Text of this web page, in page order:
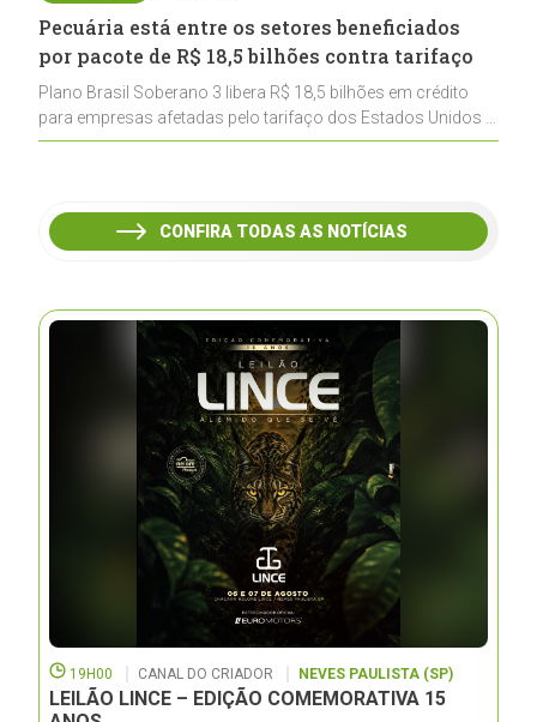
Pecuária está entre os setores beneficiados
por pacote de R$ 18,5 bilhões contra tarifaço
Plano Brasil Soberano 3 libera R$ 18,5 bilhões em crédito
para empresas afetadas pelo tarifaço dos Estados Unidos e
inclui a pecuária entre os setores estratégicos
CONFIRA TODAS AS NOTÍCIAS
19H00 CANAL DO CRIADOR NEVES PAULISTA (SP)
LEILÃO LINCE – EDIÇÃO COMEMORATIVA 15